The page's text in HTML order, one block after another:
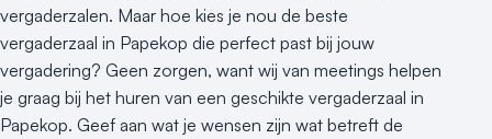
vergaderzalen. Maar hoe kies je nou de beste
vergaderzaal in Papekop die perfect past bij jouw
vergadering? Geen zorgen, want wij van meetings helpen
je graag bij het huren van een geschikte vergaderzaal in
Papekop. Geef aan wat je wensen zijn wat betreft de